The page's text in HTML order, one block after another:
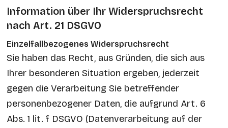
Information über Ihr Widerspruchsrecht
nach Art. 21 DSGVO
Einzelfallbezogenes Widerspruchsrecht
Sie haben das Recht, aus Gründen, die sich aus
Ihrer besonderen Situation ergeben, jederzeit
gegen die Verarbeitung Sie betreffender
personenbezogener Daten, die aufgrund Art. 6
Abs. 1 lit. f DSGVO (Datenverarbeitung auf der